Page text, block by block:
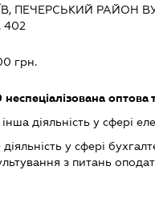
ПЕЧЕРСЬКИЙ РАЙОН
402
грн.
неспеціалізована оптова
інша діяльність у сфері
діяльність у сфері
з питань